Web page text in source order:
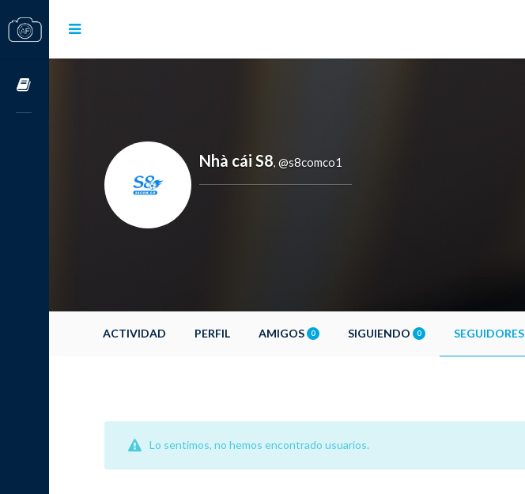
Nhà cái S8, @s8comco1
ACTIVIDAD PERFIL AMIGOS 0 SIGUIENDO 0 SEGUIDORES
Lo sentimos, no hemos encontrado usuarios.